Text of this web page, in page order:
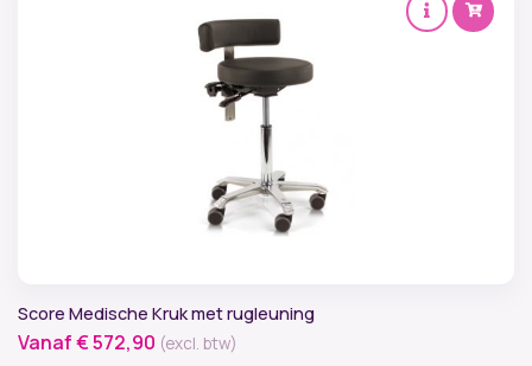
Score Medische Kruk met rugleuning
Vanaf€572,90 (excl. btw)